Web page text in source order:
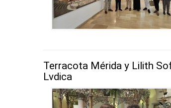
Terracota Mérida y Lilith
Lvdica